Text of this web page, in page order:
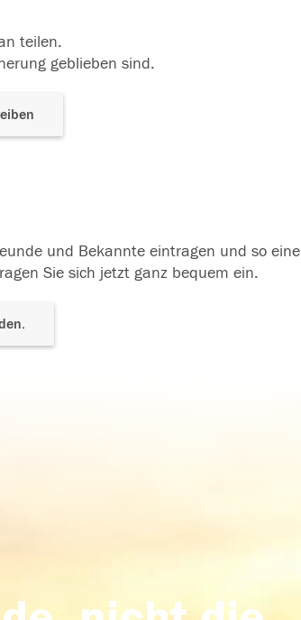
teilen.
geblieben sind.
und Bekannte eintragen und so eine
Sie sich jetzt ganz bequem ein.